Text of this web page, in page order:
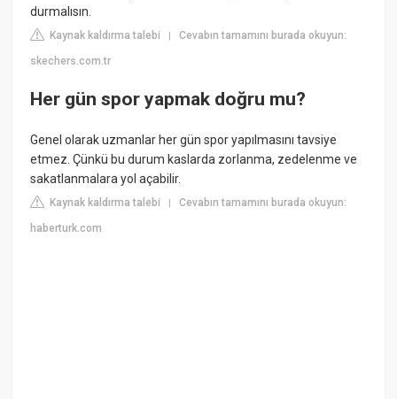
durmalısın.
Kaynak kaldırma talebi |Cevabın tamamını burada okuyun:
skechers.com.tr
Her gün spor yapmak doğru mu?
Genel olarak uzmanlar her gün spor yapılmasını tavsiye
etmez. Çünkü bu durum kaslarda zorlanma, zedelenme ve
sakatlanmalara yol açabilir.
Kaynak kaldırma talebi |Cevabın tamamını burada okuyun:
haberturk.com